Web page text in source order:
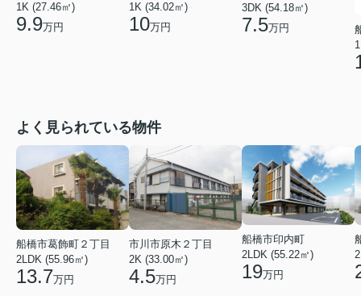
1K (27.46㎡)
9.9万円
1K (34.02㎡)
10万円
3DK (54.18㎡)
7.5万円
よく見られている物件
船橋市葛飾町２丁目
2LDK (55.96㎡)
13.7万円
市川市原木２丁目
2K (33.00㎡)
4.5万円
船橋市印内町
2LDK (55.22㎡)
19万円